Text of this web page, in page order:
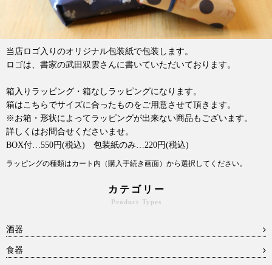
当店ロゴ入りのオリジナル包装紙で包装します。
ロゴは、書家の武田双雲さんに書いていただいております。
箱入りラッピング・箱なしラッピングになります。
箱はこちらでサイズに合ったものをご用意させて頂きます。
※お箱・形状によってラッピングが出来ない商品もございます。
詳しくはお問合せくださいませ。
BOX付…550円(税込) 包装紙のみ…220円(税込)
ラッピングの種類はカート内（購入手続き画面）から選択してください。
カテゴリー
Product Types
酒器
食器